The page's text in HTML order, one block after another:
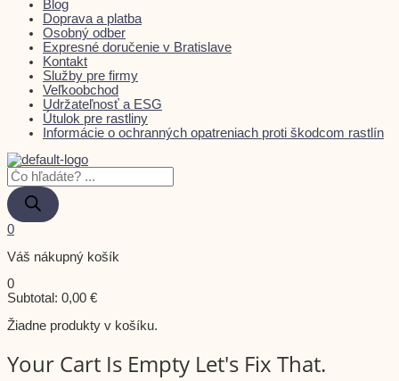
Blog
Doprava a platba
Osobný odber
Expresné doručenie v Bratislave
Kontakt
Služby pre firmy
Veľkoobchod
Udržateľnosť a ESG
Útulok pre rastliny
Informácie o ochranných opatreniach proti škodcom rastlín
0
Váš nákupný košík
0
Subtotal: 0,00 €
Žiadne produkty v košíku.
Your Cart Is Empty Let's Fix That.